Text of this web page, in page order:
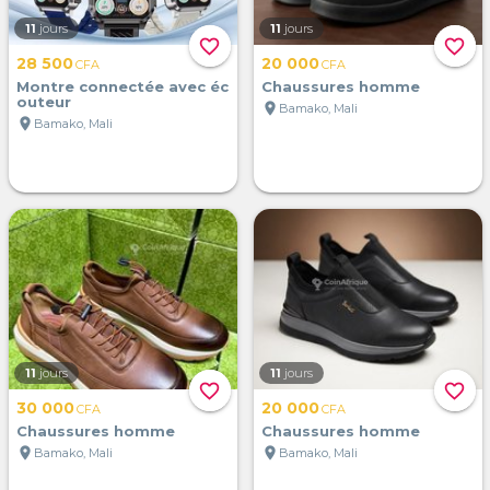
favorite_border
11 jours
28 500CFA
Montre connectée avec éc
outeur
location_on Bamako, Mali
favorite_border
11 jours
20 000CFA
Chaussures homme
location_on Bamako, Mali
favorite_border
11 jours
30 000CFA
Chaussures homme
location_on Bamako, Mali
favorite_border
11 jours
20 000CFA
Chaussures homme
location_on Bamako, Mali